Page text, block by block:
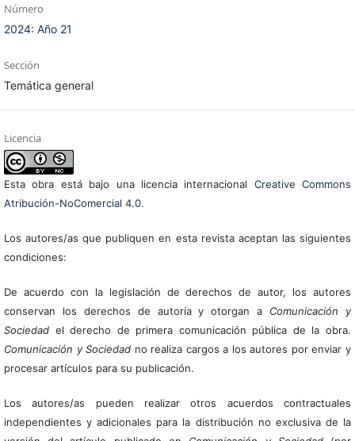
Número
2024: Año 21
Sección
Temática general
Licencia
Esta obra está bajo una licencia internacional Creative Commons
Atribución-NoComercial 4.0.
Los autores/as que publiquen en esta revista aceptan las siguientes
condiciones:
De acuerdo con la legislación de derechos de autor, los autores
conservan los derechos de autoría y otorgan a Comunicación y
Sociedadel derecho de primera comunicación pública de la obra.
Comunicación y Sociedad no realiza cargos a los autores por enviar y
procesar artículos para su publicación.
Los autores/as pueden realizar otros acuerdos contractuales
independientes y adicionales para la distribución no exclusiva de la